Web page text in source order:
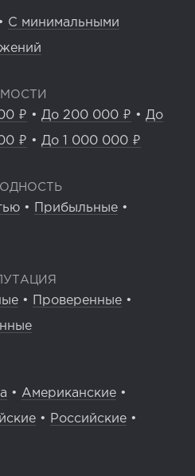
С минимальными
₽ • До 200 000 ₽ • До
₽ • До 1 000 000 ₽
• Прибыльные •
• Проверенные •
• Американские •
• Российские •